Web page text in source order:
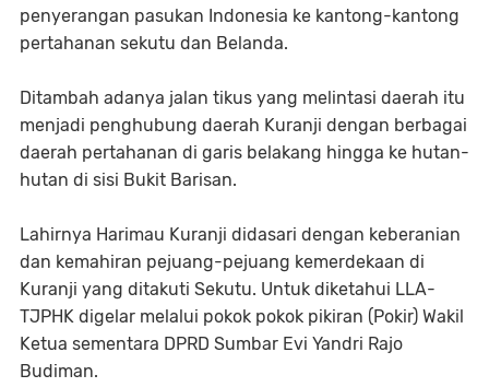
penyerangan pasukan Indonesia ke kantong-kantong
pertahanan sekutu dan Belanda.
Ditambah adanya jalan tikus yang melintasi daerah itu
menjadi penghubung daerah Kuranji dengan berbagai
daerah pertahanan di garis belakang hingga ke hutan-
hutan di sisi Bukit Barisan.
Lahirnya Harimau Kuranji didasari dengan keberanian
dan kemahiran pejuang-pejuang kemerdekaan di
Kuranji yang ditakuti Sekutu. Untuk diketahui LLA-
TJPHK digelar melalui pokok pokok pikiran (Pokir) Wakil
Ketua sementara DPRD Sumbar Evi Yandri Rajo
Budiman.